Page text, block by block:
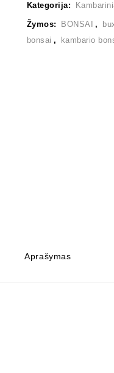
Kategorija:
Žymos: BONSAI ,
bonsai , kambario
Aprašymas